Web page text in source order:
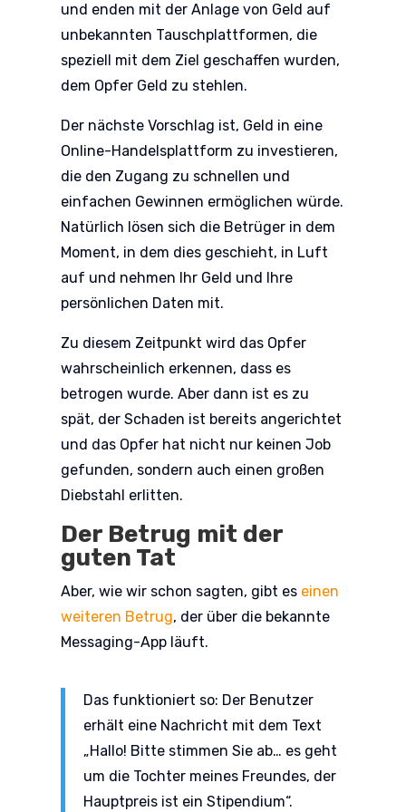
und enden mit der Anlage von Geld auf
unbekannten Tauschplattformen, die
speziell mit dem Ziel geschaffen wurden,
dem Opfer Geld zu stehlen.
Der nächste Vorschlag ist, Geld in eine
Online-Handelsplattform zu investieren,
die den Zugang zu schnellen und
einfachen Gewinnen ermöglichen würde.
Natürlich lösen sich die Betrüger in dem
Moment, in dem dies geschieht, in Luft
auf und nehmen Ihr Geld und Ihre
persönlichen Daten mit.
Zu diesem Zeitpunkt wird das Opfer
wahrscheinlich erkennen, dass es
betrogen wurde. Aber dann ist es zu
spät, der Schaden ist bereits angerichtet
und das Opfer hat nicht nur keinen Job
gefunden, sondern auch einen großen
Diebstahl erlitten.
Der Betrug mit der
guten Tat
Aber, wie wir schon sagten, gibt es einen
weiteren Betrug, der über die bekannte
Messaging-App läuft.
Das funktioniert so: Der Benutzer
erhält eine Nachricht mit dem Text
„Hallo! Bitte stimmen Sie ab… es geht
um die Tochter meines Freundes, der
Hauptpreis ist ein Stipendium“.